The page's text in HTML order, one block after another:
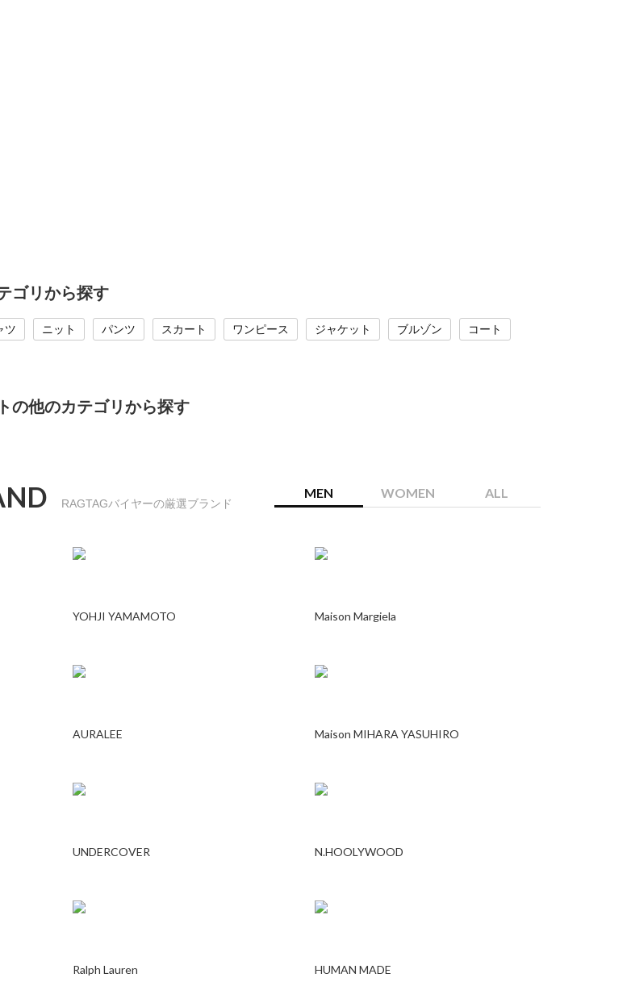
ゴリから探す
ツ ニット パンツ スカート ワンピース ジャケット ブルゾン コート
の他のカテゴリから探す
RAGTAGバイヤーの厳選ブランド
MEN WOMEN ALL
YOHJI YAMAMOTO Maison Margiela
AURALEE Maison MIHARA YASUHIRO
UNDERCOVER N.HOOLYWOOD
Ralph Lauren HUMAN MADE